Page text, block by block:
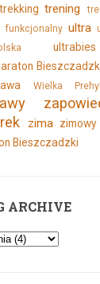
trekking trening
funkcjonalny ultra
ultrabies
Wielka
zima
Bieszczadzki
ARCHIVE